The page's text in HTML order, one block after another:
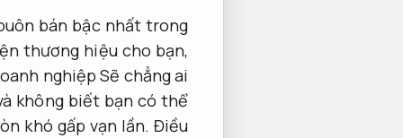
bán bậc nhất trong
thương hiệu cho bạn,
nghiệp Sẽ chẳng ai
không biết bạn có thể
khó gấp vạn lần. Điều